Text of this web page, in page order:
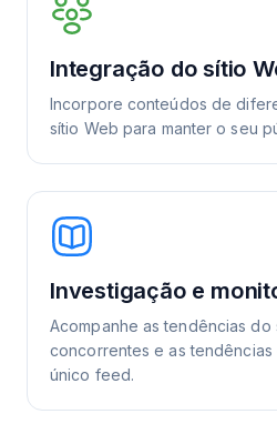
Integração do sítio
Incorpore conteúdos de
sítio Web para manter o seu
Investigação e
Acompanhe as tendências
concorrentes e as tendências
único feed.